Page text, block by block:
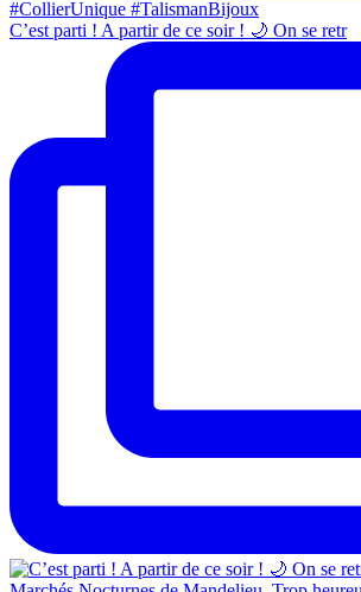
C’est parti ! A partir de ce soir ! 🌙 On se retr